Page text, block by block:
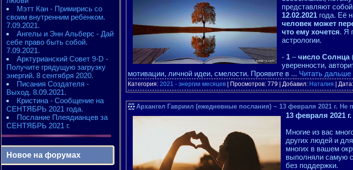
Мэтт Кан - Примирись со
своим внутренним ребенком.
7.09.2021.
Ангелы и Энн Альберс - Дай
себе право быть собой.
7.09.2021.
Арктурианский Совет 9-D -
Получите грядущую загрузку
энергий. 8 сентября 2020.
Писания Создателя -
Выход. 8.09.2021.
Кристина - Сообщение на
СЕНТЯБРЬ 2021 года.
Послание Плеядианцев за
СЕНТЯБРЬ 2021 г.
Новое на форумах
представляют
12.02.2021 года. Её
человек может
что ему хочется. Я
астрологии.
- 1 –число Солнца
уверенности,
мотивации, личной идеи, смелости. Проявите в ... Читать дальше
Категория: 2021 - энергии месяцев | Просмотров: 779 | Добавил: Наталия | Дата:
Архангел Гавриил (ежедневные послания) ~ 13 февраля 2021 г. Не
13 февраля 2021 г.
Многие из вас
других людей и
многих в вашем
выполняли самую
без поддержки.